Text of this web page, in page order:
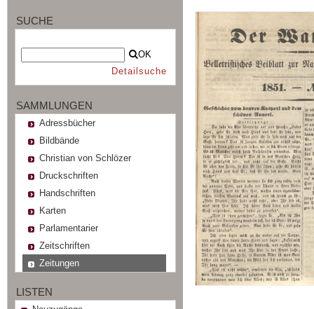
SUCHE
OK
Detailsuche
SAMMLUNGEN
Adressbücher
Bildbände
Christian von Schlözer
Druckschriften
Handschriften
Karten
Parlamentarier
Zeitschriften
Zeitungen
LISTEN